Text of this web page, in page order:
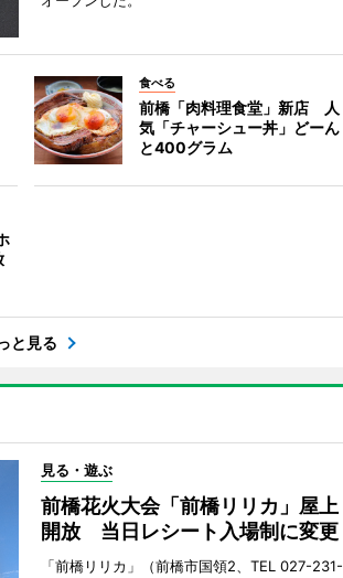
食べる
前橋「肉料理食堂」新店 人
気「チャーシュー丼」どーん
と400グラム
と見る
見る・遊ぶ
前橋花火大会「前橋リリカ」屋上
開放 当日レシート入場制に変更
「前橋リリカ」（前橋市国領2、TEL 027-231-